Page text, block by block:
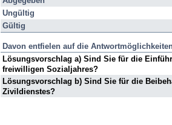
Stimmen,
Prozente
Ungültig
Gültig
Davon entfielen auf die
Lösungsvorschlag a) Sind Sie für die
freiwilligen Sozialjahres?
Lösungsvorschlag b) Sind Sie für die
Zivildienstes?